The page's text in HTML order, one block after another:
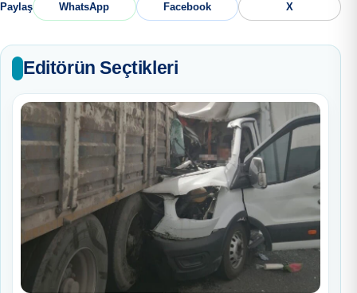
Paylaş WhatsApp Facebook X
Editörün Seçtikleri